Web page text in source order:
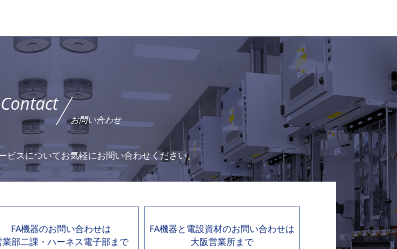
Contact
お問い合わせ
ビスについてお気軽にお問い合わせください。
FA機器のお問い合わせは
業部二課・ハーネス電子部まで
FA機器と電設資材のお問い合わせは
大阪営業所まで